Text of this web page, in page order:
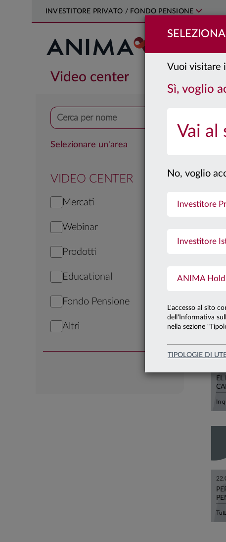
Vuoi visitare
Sì, voglio
Vai al
No, voglio
Investitore
Investitore
ANIMA
L'accesso al sito
dell'Informativa
nella sezione
TIPOLOGIE DI
INVESTITORE PRIVATO / FONDO PENSIONE
Video center
Selezionare un'area
VIDEO CENTER
Mercati
Webinar
Prodotti
Educational
Fondo Pensione
Altri